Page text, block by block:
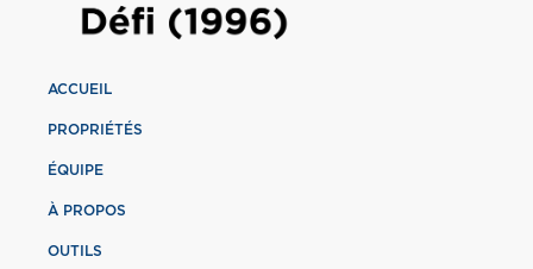
ACCUEIL
PROPRIÉTÉS
ÉQUIPE
À PROPOS
OUTILS